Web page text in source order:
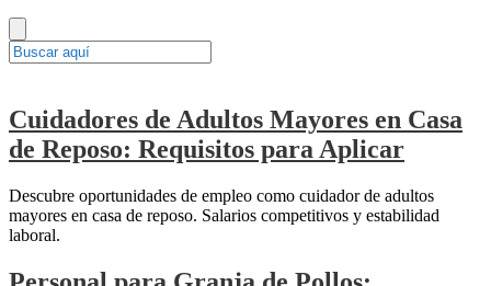
Cuidadores de Adultos Mayores en Casa
de Reposo: Requisitos para Aplicar
Descubre oportunidades de empleo como cuidador de adultos
mayores en casa de reposo. Salarios competitivos y estabilidad
laboral.